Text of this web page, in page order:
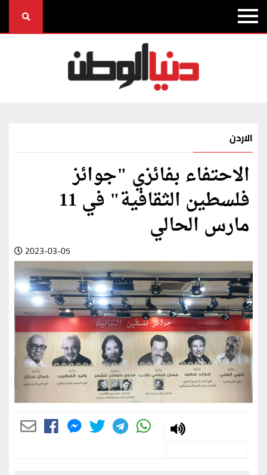
الاردن
الاحتفاء بفائزي "جوائز
فلسطين الثقافية" في 11
مارس الحالي
2023-03-05